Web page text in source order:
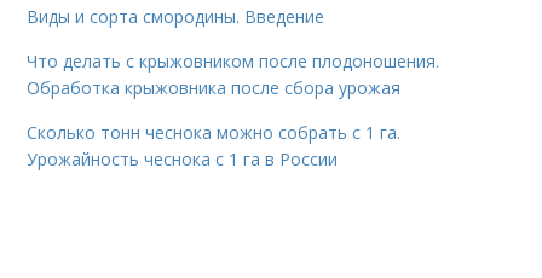
Виды и сорта смородины. Введение
Что делать с крыжовником после плодоношения.
Обработка крыжовника после сбора урожая
Сколько тонн чеснока можно собрать с 1 га.
Урожайность чеснока с 1 га в России